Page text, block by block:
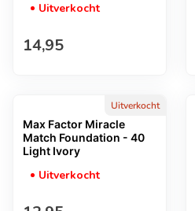
Uitverkocht
Normale prijs
14,95
Uitverkocht
Max Factor Miracle
Match Foundation - 40
Light Ivory
Uitverkocht